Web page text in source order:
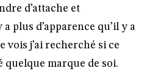
d’attache et
plus d’apparence qu’il y a
vois j’ai recherché si ce
quelque marque de soi.